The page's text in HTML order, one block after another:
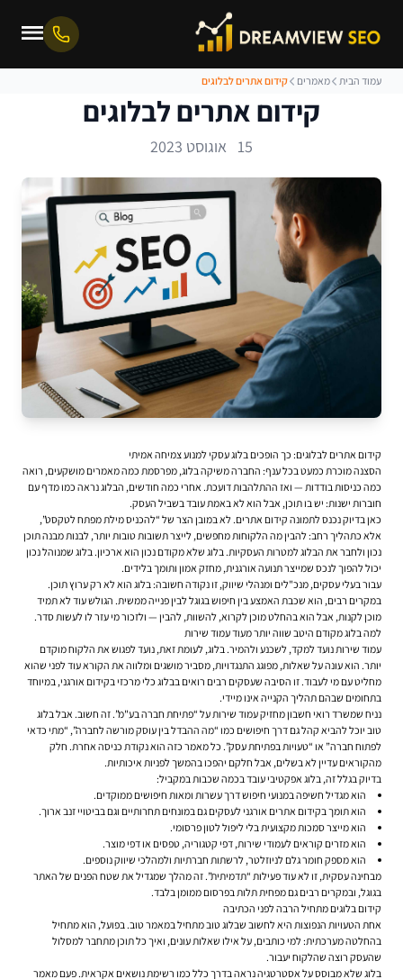
עמוד הבית מאמרים קידום אתרים לבלוגים
קידום אתרים לבלוגים
15 אוגוסט 2023
קידום אתרים לבלוגים: כך הופכים בלוג עסקי למנוע צמיחה אמיתי
הסצנה מוכרת כמעט בכל ענף: החברה משיקה בלוג, מפרסמת כמה מאמרים מושקעים, רואה
כמה כניסות בודדות — ואז ההתלהבות דועכת. אחרי כמה חודשים, הבלוג נראה כמו מדף עם
חוברות ישנות: יש בו תוכן, אבל הוא לא באמת עובד בשביל העסק.
כאן בדיוק נכנס לתמונה קידום אתרים. לא במובן הצר של “להכניס מילת מפתח לטקסט”,
אלא כתהליך רחב: להבין מה הלקוחות מחפשים, לייצר תשובות טובות יותר, לבנות מבנה תוכן
נכון ולחבר את הבלוג למטרות העסקיות. בלוג שלא מקודם נכון הוא ארכיון. בלוג שמנוהל נכון
יכול להפוך לנכס שמייצר תנועה אורגנית, מחזק אמון ותומך בלידים.
עבור בעלי עסקים, מנכ"לים ומנהלי שיווק, זו נקודה חשובה: בלוג הוא לא רק ערוץ תוכן.
במקרים רבים, הוא שכבת האמצע בין חיפוש בגוגל לבין פנייה ממשית. הגולש עוד לא תמיד
מוכן לקנות, אבל הוא בהחלט מוכן לקרוא, להשוות, להבין — ולזכור מי עזר לו לעשות סדר.
למה בלוג מקודם היטב שווה יותר מעוד עמוד שירות
עמוד שירות נועד למקד, לשכנע ולהמיר. בלוג, לעומת זאת, נועד לפגוש את הלקוח מוקדם
יותר. הוא עונה על שאלות, מפוגג התנגדויות, מסביר מושגים ומלווה את הקורא עוד לפני שהוא
מחליט עם מי לעבוד. זו הסיבה שעסקים רבים רואים בבלוג כלי מרכזי בקידום אורגני, במיוחד
בתחומים שבהם תהליך הקנייה אינו מיידי.
נניח שמשרד רואי חשבון מחזיק עמוד שירות על “פתיחת חברה בע"מ”. זה חשוב. אבל בלוג
טוב יוכל להביא קהל גם דרך חיפושים כמו “מה ההבדל בין עוסק מורשה לחברה”, “מתי כדאי
לפתוח חברה” או “טעויות בפתיחת עסק”. כל מאמר כזה הוא נקודת כניסה אחרת. חלק
מהקוראים עדיין לא בשלים, אבל חלקם יהפכו בהמשך לפניות איכותיות.
בדיוק בגלל זה, בלוג אפקטיבי עובד בכמה שכבות במקביל:
הוא מגדיל חשיפה במנועי חיפוש דרך עשרות ומאות חיפושים ממוקדים.
הוא תומך בקידום אתרים אורגני לעסקיםגם במונחים תחרותיים וגם בביטויי זנב ארוך.
הוא מייצר סמכות מקצועית בלי ליפול לטון פרסומי.
הוא מזרים קוראים לעמודי שירות, דפי קטגוריה, טפסים או דפי מוצר.
הוא מספק חומר גלם לניוזלטר, לרשתות חברתיות ולמהלכי שיווק נוספים.
מבחינה עסקית, זו לא עוד פעילות “תדמיתית”. זה מהלך שמגדיל את שטח הפנים של האתר
בגוגל, ובמקרים רבים גם מפחית תלות בפרסום ממומן בלבד.
קידום בלוגים מתחיל הרבה לפני הכתיבה
אחת הטעויות הנפוצות היא לחשוב שבלוג טוב מתחיל במאמר טוב. בפועל, הוא מתחיל
בהחלטה מערכתית: למי כותבים, על אילו שאלות עונים, ואיך כל תוכן מתחבר למסלול
שהעסק רוצה שהלקוח יעבור.
בלוג שלא מבוסס על אסטרטגיה נראה בדרך כלל כמו רשימת נושאים אקראית. פעם מאמר